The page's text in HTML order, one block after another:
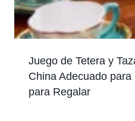
Juego de Tetera y
China Adecuado
para Regalar